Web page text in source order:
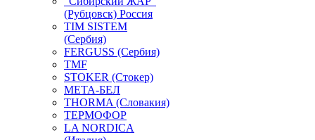
(Рубцовск) Россия
TIM SISTEM
(Сербия)
FERGUSS (Сербия)
TMF
STOKER (Стокер)
МЕТА-БЕЛ
THORMA (Словакия)
ТЕРМОФОР
LA NORDICA